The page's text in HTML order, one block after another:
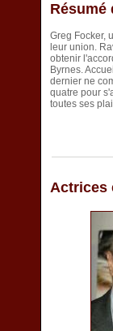
Résumé
Greg Focker,
leur union.
obtenir
Byrnes.
dernier ne
quatre pour
toutes ses
Actrices